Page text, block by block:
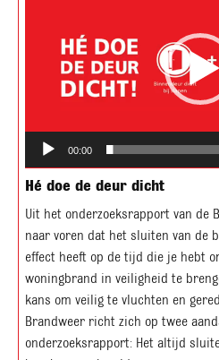
00:00
Hé doe de deur dicht
Uit het onderzoeksrapport van de
naar voren dat het sluiten van de
effect heeft op de tijd die je hebt
woningbrand in veiligheid te
kans om veilig te vluchten en
Brandweer richt zich op twee
onderzoeksrapport: Het altijd